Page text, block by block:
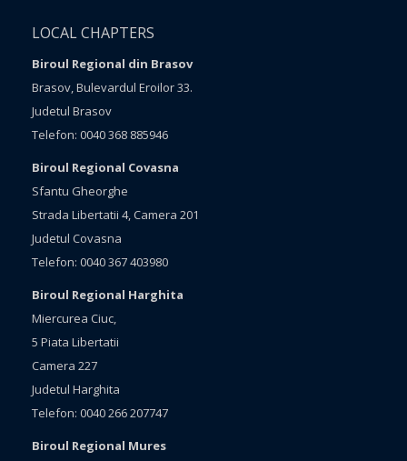
LOCAL CHAPTERS
Biroul Regional din Brasov
Brasov, Bulevardul Eroilor 33.
Judetul Brasov
Telefon: 0040 368 885946
Biroul Regional Covasna
Sfantu Gheorghe
Strada Libertatii 4, Camera 201
Judetul Covasna
Telefon: 0040 367 403980
Biroul Regional Harghita
Miercurea Ciuc,
5 Piata Libertatii
Camera 227
Judetul Harghita
Telefon: 0040 266 207747
Biroul Regional Mures